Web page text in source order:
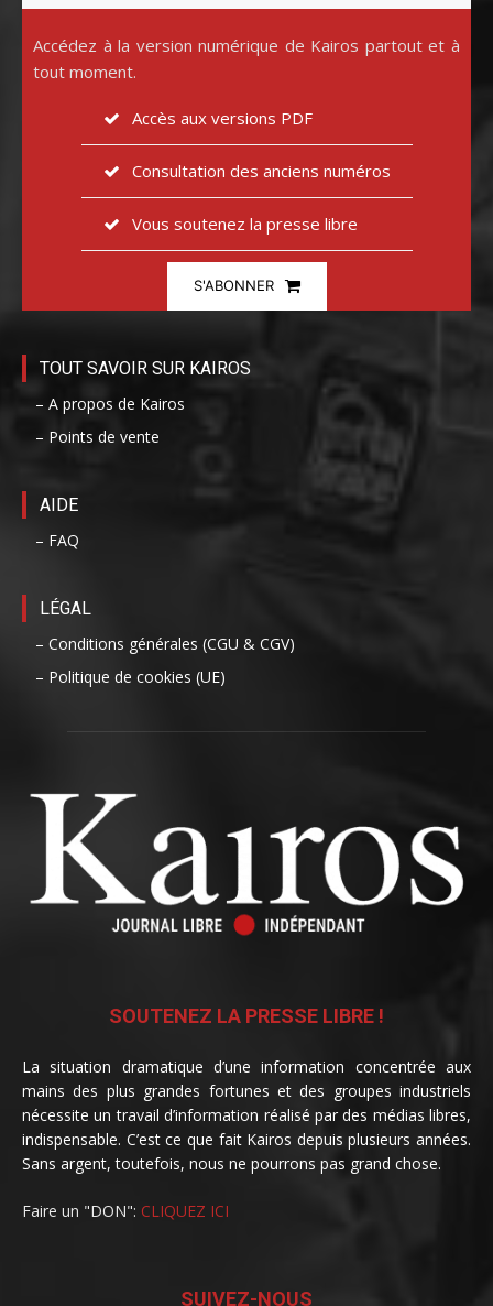
Accédez à la version numérique de Kairos partout et à
tout moment.
Accès aux versions PDF
Consultation des anciens numéros
Vous soutenez la presse libre
S'ABONNER
TOUT SAVOIR SUR KAIROS
– A propos de Kairos
– Points de vente
AIDE
– FAQ
LÉGAL
– Conditions générales (CGU & CGV)
– Politique de cookies (UE)
SOUTENEZ LA PRESSE LIBRE !
La situation dramatique d’une information concentrée aux
mains des plus grandes fortunes et des groupes industriels
nécessite un travail d’information réalisé par des médias libres,
indispensable. C’est ce que fait Kairos depuis plusieurs années.
Sans argent, toutefois, nous ne pourrons pas grand chose.
Faire un "DON": CLIQUEZ ICI
SUIVEZ-NOUS